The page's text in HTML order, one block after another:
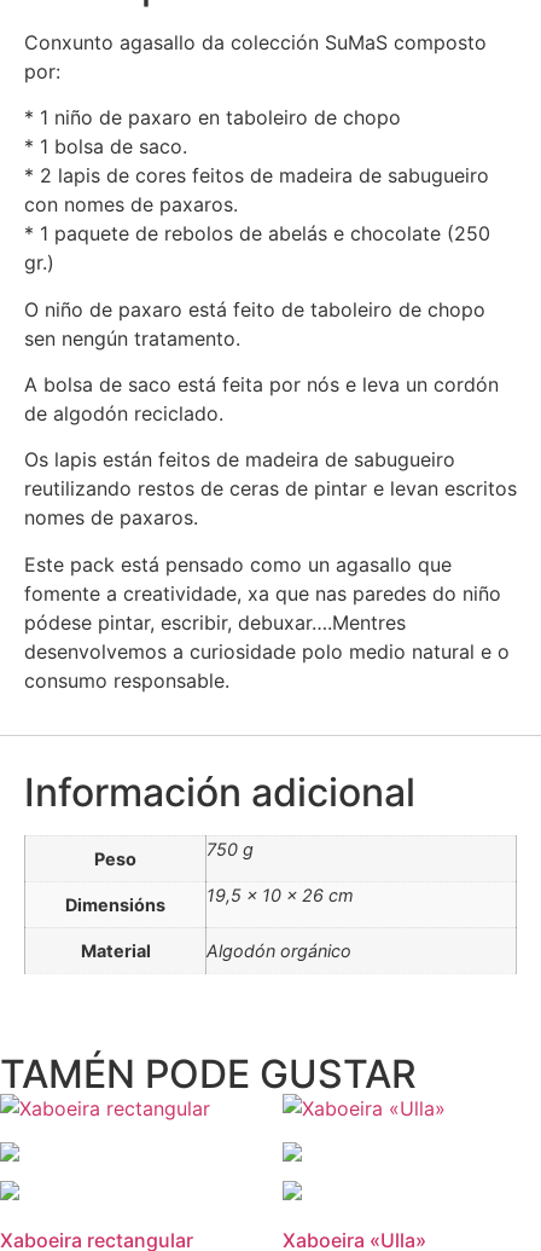
Conxunto agasallo da colección SuMaS composto
por:
* 1 niño de paxaro en taboleiro de chopo
* 1 bolsa de saco.
* 2 lapis de cores feitos de madeira de sabugueiro
con nomes de paxaros.
* 1 paquete de rebolos de abelás e chocolate (250
gr.)
O niño de paxaro está feito de taboleiro de chopo
sen nengún tratamento.
A bolsa de saco está feita por nós e leva un cordón
de algodón reciclado.
Os lapis están feitos de madeira de sabugueiro
reutilizando restos de ceras de pintar e levan escritos
nomes de paxaros.
Este pack está pensado como un agasallo que
fomente a creatividade, xa que nas paredes do niño
pódese pintar, escribir, debuxar….Mentres
desenvolvemos a curiosidade polo medio natural e o
consumo responsable.
Información adicional
Peso 750 g
Dimensións 19,5 × 10 × 26 cm
Material Algodón orgánico
TAMÉN PODE GUSTAR
Xaboeira rectangular Xaboeira «Ulla»